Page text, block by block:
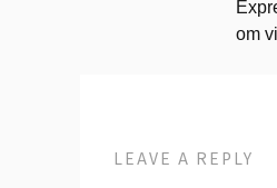
om
LEAVE A REPLY